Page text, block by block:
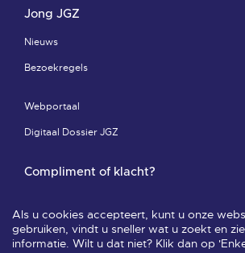
Jong JGZ
Nieuws
Bezoekregels
Webportaal
Digitaal Dossier JGZ
Compliment of klacht?
Leveringsvoorwaarden & privacy
Als u cookies accepteert, kunt u onze
gebruiken, vindt u sneller wat u zoekt en
informatie. Wilt u dat niet? Klik dan op